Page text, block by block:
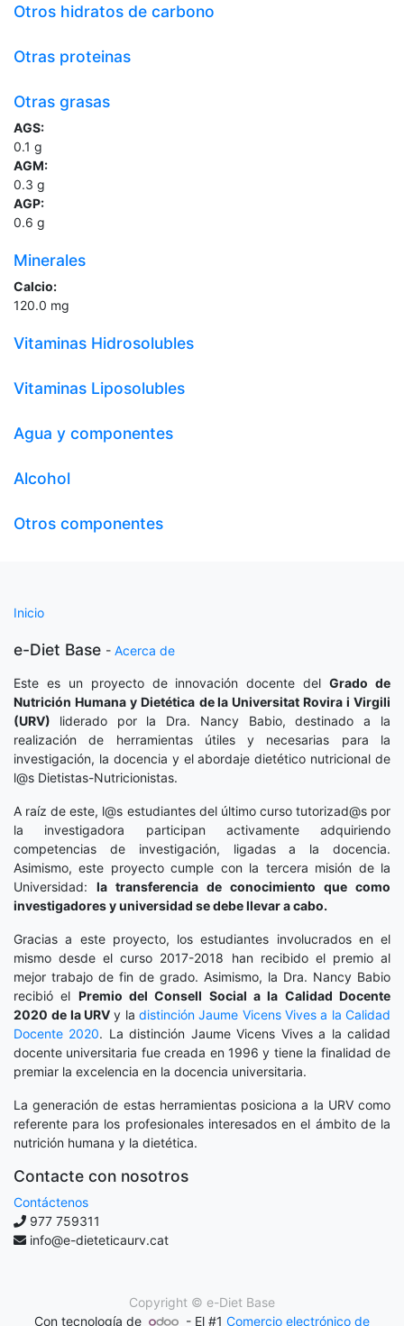
Otros hidratos de carbono
Otras proteinas
Otras grasas
AGS:
0.1 g
AGM:
0.3 g
AGP:
0.6 g
Minerales
Calcio:
120.0 mg
Vitaminas Hidrosolubles
Vitaminas Liposolubles
Agua y componentes
Alcohol
Otros componentes
Inicio
e-Diet Base - Acerca de
Este es un proyecto de innovación docente delGrado de
Nutrición Humana y Dietética de la Universitat Rovira i Virgili
(URV) liderado por la Dra. Nancy Babio, destinado a la
realización de herramientas útiles y necesarias para la
investigación, la docencia y el abordaje dietético nutricional de
l@s Dietistas-Nutricionistas.
A raíz de este, l@s estudiantes del último curso tutorizad@s por
la investigadora participan activamente adquiriendo
competencias de investigación, ligadas a la docencia.
Asimismo, este proyecto cumple con la tercera misión de la
Universidad: la transferencia de conocimiento que como
investigadores y universidad se debe llevar a cabo.
Gracias a este proyecto, los estudiantes involucrados en el
mismo desde el curso 2017-2018 han recibido el premio al
mejor trabajo de fin de grado. Asimismo, la Dra. Nancy Babio
recibió el Premio del Consell Social a la Calidad Docente
2020 de la URV y ladistinción Jaume Vicens Vives a la Calidad
Docente 2020. La distinción Jaume Vicens Vives a la calidad
docente universitaria fue creada en 1996 y tiene la finalidad de
premiar la excelencia en la docencia universitaria.
La generación de estas herramientas posiciona a la URV como
referente para los profesionales interesados en el ámbito de la
nutrición humana y la dietética.
Contacte con nosotros
Contáctenos
977 759311
info@e-dieteticaurv.cat
Copyright © e-Diet Base
Con tecnología de
- El #1 Comercio electrónico de